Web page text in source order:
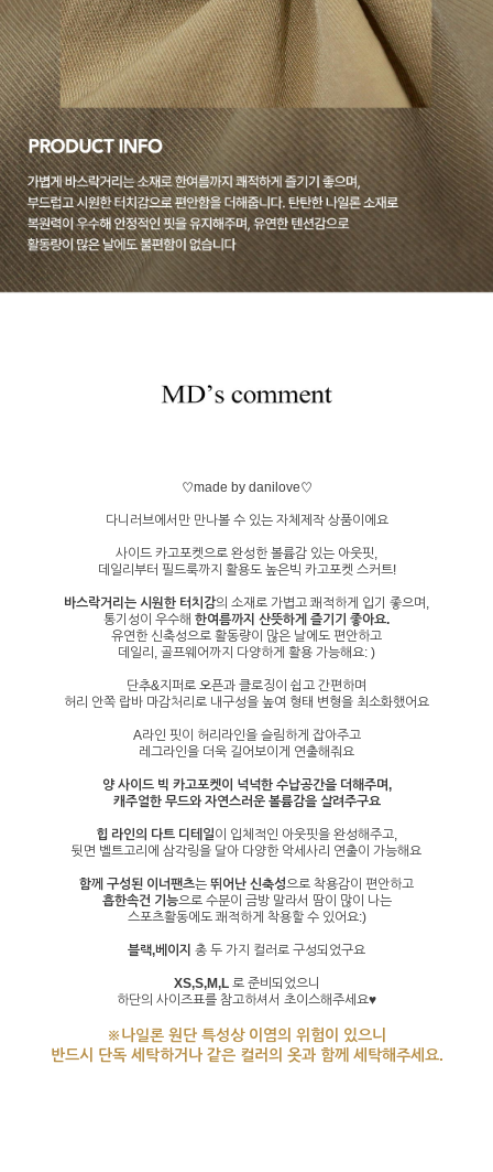
♡made by danilove♡
다니러브에서만 만나볼 수 있는 자체제작 상품이에요
사이드 카고포켓으로 완성한 볼륨감 있는 아웃핏,
데일리부터 필드룩까지 활용도 높은빅 카고포켓 스커트!
바스락거리는 시원한 터치감의 소재로 가볍고 쾌적하게 입기 좋으며,
통기성이 우수해 한여름까지 산뜻하게 즐기기 좋아요.
유연한 신축성으로 활동량이 많은 날에도 편안하고
데일리, 골프웨어까지 다양하게 활용 가능해요: )
단추&지퍼로 오픈과 클로징이 쉽고 간편하며
허리 안쪽 랍바 마감처리로 내구성을 높여 형태 변형을 최소화했어요
A라인 핏이 허리라인을 슬림하게 잡아주고
레그라인을 더욱 길어보이게 연출해줘요
양 사이드 빅 카고포켓이 넉넉한 수납공간을 더해주며,
캐주얼한 무드와 자연스러운 볼륨감을 살려주구요
힙 라인의 다트 디테일이 입체적인 아웃핏을 완성해주고,
뒷면 벨트고리에 삼각링을 달아 다양한 악세사리 연출이 가능해요
함께 구성된 이너팬츠는 뛰어난 신축성으로 착용감이 편안하고
흡한속건 기능으로 수분이 금방 말라서 땀이 많이 나는
스포츠활동에도 쾌적하게 착용할 수 있어요:)
블랙,베이지 총 두 가지 컬러로 구성되었구요
XS,S,M,L 로 준비되었으니
하단의 사이즈표를 참고하셔서 초이스해주세요♥
※나일론 원단 특성상 이염의 위험이 있으니
반드시 단독 세탁하거나 같은 컬러의 옷과 함께 세탁해주세요.